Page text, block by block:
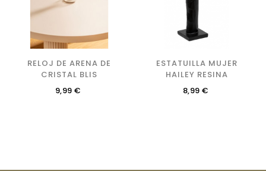
RELOJ DE ARENA DE
CRISTAL BLIS
Precio
9,99 €
ESTATUILLA MUJER
HAILEY RESINA
Precio
8,99 €